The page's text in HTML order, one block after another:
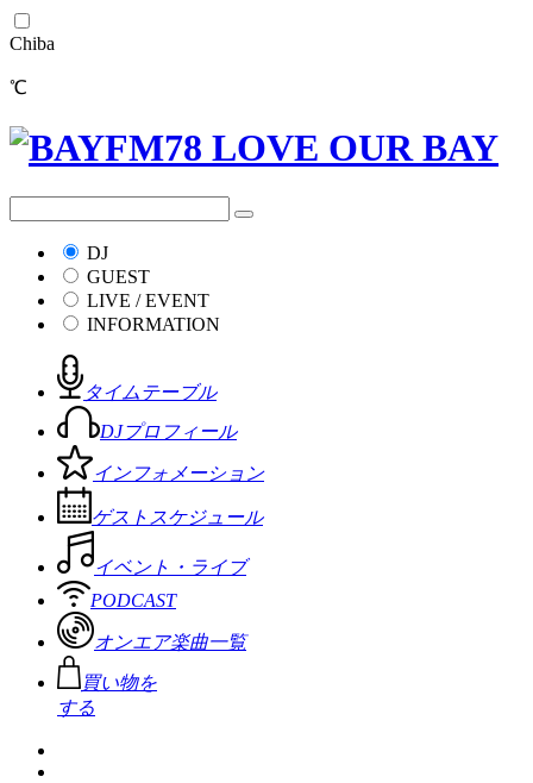
Chiba
℃
DJ
GUEST
LIVE / EVENT
INFORMATION
タイムテーブル
DJプロフィール
インフォメーション
ゲストスケジュール
イベント・ライブ
PODCAST
オンエア楽曲一覧
買い物を
する